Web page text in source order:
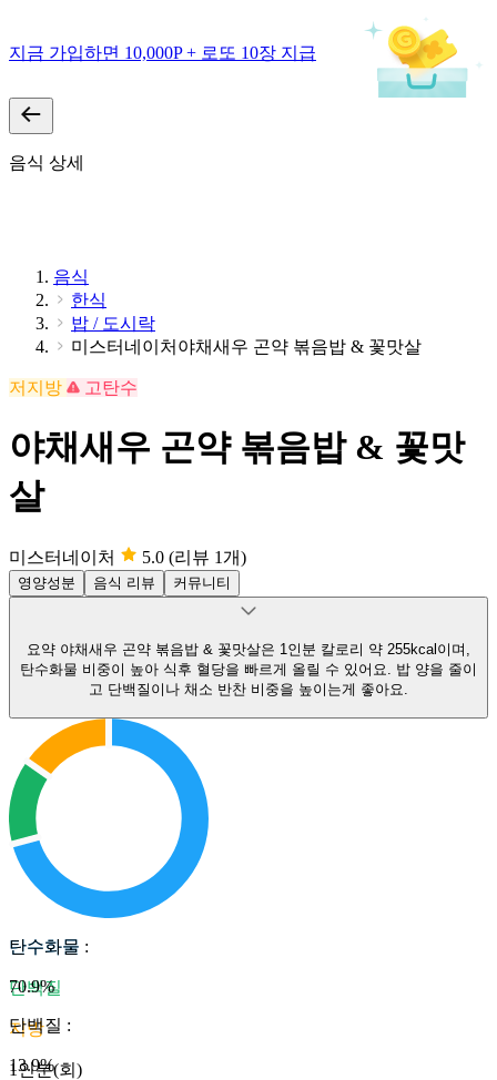
지금 가입하면 10,000P + 로또 10장 지급
음식 상세
음식
한식
밥 / 도시락
미스터네이처야채새우 곤약 볶음밥 & 꽃맛살
저지방 고탄수
야채새우 곤약 볶음밥 & 꽃맛
살
미스터네이처 5.0 (리뷰 1개)
영양성분 음식 리뷰 커뮤니티
요약 야채새우 곤약 볶음밥 & 꽃맛살은 1인분 칼로리 약 255kcal이며,
탄수화물 비중이 높아 식후 혈당을 빠르게 올릴 수 있어요. 밥 양을 줄이
고 단백질이나 채소 반찬 비중을 높이는게 좋아요.
탄수화물
단백질
지방
1인분(회)
탄수화물 :
70.9%
단백질 :
13.9%